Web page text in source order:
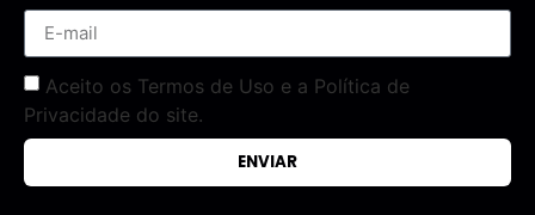
Aceito os Termos de Uso e a Política de
Privacidade do site.
ENVIAR